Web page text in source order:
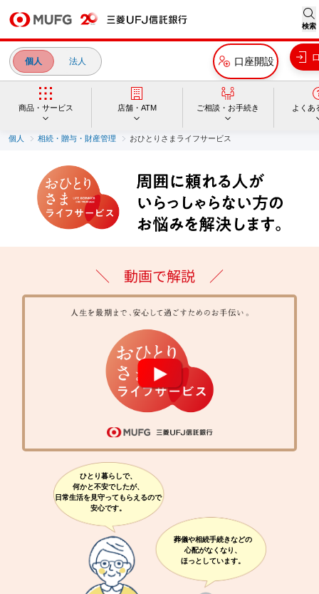
検索
個人 法人 口座開設
商品・サービス 店舗・ATM ご相談・お手続き よくあ
個人 相続・贈与・財産管理 おひとりさまライフサービス
＼ 動画で解説 ／
ひとり暮らしで、
何かと不安でしたが、
日常生活を見守ってもらえるので
安心です。
葬儀や相続手続きなどの
心配がなくなり、
ほっとしています。